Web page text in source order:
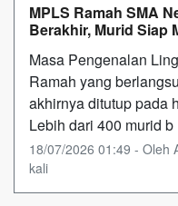
MPLS Ramah SMA
Berakhir, Murid Siap
Masa Pengenalan
Ramah yang
akhirnya ditutup pada
Lebih dari 400 murid b
18/07/2026 01:49 - Oleh
kali